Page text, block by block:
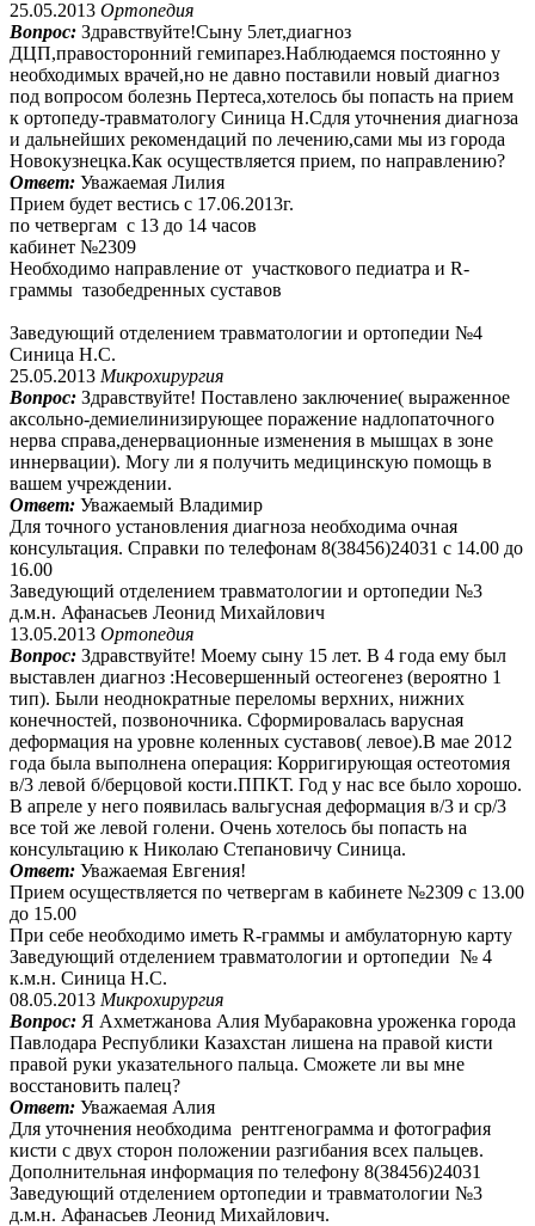
25.05.2013 Ортопедия
Вопрос: Здравствуйте!Сыну 5лет,диагноз
ДЦП,правосторонний гемипарез.Наблюдаемся постоянно у
необходимых врачей,но не давно поставили новый диагноз
под вопросом болезнь Пертеса,хотелось бы попасть на прием
к ортопеду-травматологу Синица Н.Сдля уточнения диагноза
и дальнейших рекомендаций по лечению,сами мы из города
Новокузнецка.Как осуществляется прием, по направлению?
Ответ: Уважаемая Лилия
Прием будет вестись с 17.06.2013г.
по четвергам с 13 до 14 часов
кабинет №2309
Необходимо направление от участкового педиатра и R-
граммы тазобедренных суставов
Заведующий отделением травматологии и ортопедии №4
Синица Н.С.
25.05.2013 Микрохирургия
Вопрос: Здравствуйте! Поставлено заключение( выраженное
аксольно-демиелинизирующее поражение надлопаточного
нерва справа,денервационные изменения в мышцах в зоне
иннервации). Могу ли я получить медицинскую помощь в
вашем учреждении.
Ответ: Уважаемый Владимир
Для точного установления диагноза необходима очная
консультация. Справки по телефонам 8(38456)24031 с 14.00 до
16.00
Заведующий отделением травматологии и ортопедии №3
д.м.н. Афанасьев Леонид Михайлович
13.05.2013 Ортопедия
Вопрос: Здравствуйте! Моему сыну 15 лет. В 4 года ему был
выставлен диагноз :Несовершенный остеогенез (вероятно 1
тип). Были неоднократные переломы верхних, нижних
конечностей, позвоночника. Сформировалась варусная
деформация на уровне коленных суставов( левое).В мае 2012
года была выполнена операция: Корригирующая остеотомия
в/3 левой б/берцовой кости.ППКТ. Год у нас все было хорошо.
В апреле у него появилась вальгусная деформация в/3 и ср/3
все той же левой голени. Очень хотелось бы попасть на
консультацию к Николаю Степановичу Синица.
Ответ: Уважаемая Евгения!
Прием осуществляется по четвергам в кабинете №2309 с 13.00
до 15.00
При себе необходимо иметь R-граммы и амбулаторную карту
Заведующий отделением травматологии и ортопедии № 4
к.м.н. Синица Н.С.
08.05.2013 Микрохирургия
Вопрос: Я Ахметжанова Алия Мубараковна уроженка города
Павлодара Республики Казахстан лишена на правой кисти
правой руки указательного пальца. Сможете ли вы мне
восстановить палец?
Ответ: Уважаемая Алия
Для уточнения необходима рентгенограмма и фотография
кисти с двух сторон положении разгибания всех пальцев.
Дополнительная информация по телефону 8(38456)24031
Заведующий отделением ортопедии и травматологии №3
д.м.н. Афанасьев Леонид Михайлович.